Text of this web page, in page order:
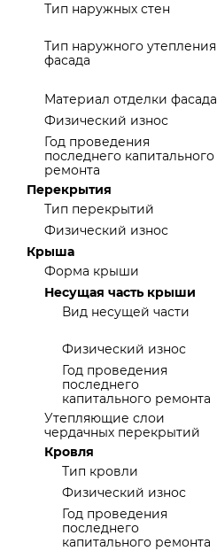
Тип наружных стен
Тип наружного утепления
фасада
Материал отделки фасада
Физический износ
Год проведения
последнего капитального
ремонта
Перекрытия
Тип перекрытий
Физический износ
Крыша
Форма крыши
Несущая часть крыши
Вид несущей части
Физический износ
Год проведения
последнего
капитального ремонта
Утепляющие слои
чердачных перекрытий
Кровля
Тип кровли
Физический износ
Год проведения
последнего
капитального ремонта